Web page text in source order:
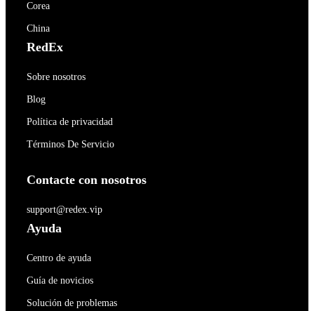
Corea
China
RedEx
Sobre nosotros
Blog
Política de privacidad
Términos De Servicio
Contacte con nosotros
support@redex.vip
Ayuda
Centro de ayuda
Guía de novicios
Solución de problemas